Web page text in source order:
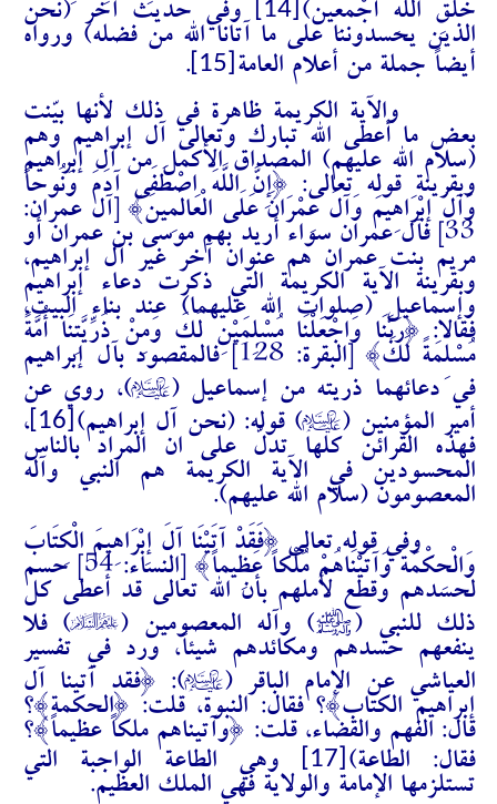
خَلْقِ اللَّهِ أَجْمَعِينَ)
وفي حديث آخر (نحن
الذين يحسدوننا على ما آتانا الله من فضله) ورواه
أيضاً جملة من أعلام العامة
.
والآية الكريمة ظاهرة في ذلك لأنها بيّنت
بعض ما أعطى الله تبارك وتعالى آل إبراهيم وهم
(سلام الله عليهم) المصداق الأكمل من آل إبراهيم
وبقرينة قوله تعالى: {إِنَّ اللَّهَ اصْطَفَى آدَمَ وَنُوحاً
وَآلَ إِبْرَاهِيمَ وَآلَ عِمْرَانَ عَلَى الْعَالَمِينَ} [آل عمران:
33] فآل عمران سواء أريد بهم موسى بن عمران أو
مريم بنت عمران هم عنوان آخر غير آل إبراهيم،
وبقرينة الآية الكريمة التي ذكرت دعاء إبراهيم
وإسماعيل (صلوات الله عليهما) عند بناء البيت،
فقالا: {رَبَّنَا وَاجْعَلْنَا مُسْلِمَيْنِ لَكَ وَمِنْ ذُرِّيَّتِنَا أُمَّةً
مُسْلِمَةً لَكَ} [البقرة: 128] فالمقصود بآل إبراهيم
في دعائهما ذريته من إسماعيل (A)، روي عن
أمير المؤمنين (A) قوله: (نحن آل إبراهيم)
،
فهذه القرائن كلها تدلّ على ان المراد بالناس
المحسودين في الآية الكريمة هم النبي وآله
المعصومون (سلام الله عليهم).
وفي قوله تعالى {فَقَدْ آتَيْنَا آلَ إِبْرَاهِيمَ الْكِتَابَ
وَالْحِكْمَةَ وَآتَيْنَاهُمْ مُلْكاً عَظِيماً} [النساء: 54] حسم
لحسدهم وقطع لأملهم بأن الله تعالى قد أعطى كل
ذلك للنبي (J) وآله المعصومين (%) فلا
ينفعهم حسدهم ومكائدهم شيئاً، ورد في تفسير
العياشي عن الإمام الباقر (A): {فقد آتينا آل
إبراهيم الكتاب}؟ فقال: النبوة، قلت: {الحكمة}؟
قال: الفهم والقضاء، قلت: {وآتيناهم ملكاً عظيماً}؟
فقال: الطاعة)
وهي الطاعة الواجبة التي
تستلزمها الإمامة والولاية فهي الملك العظيم.